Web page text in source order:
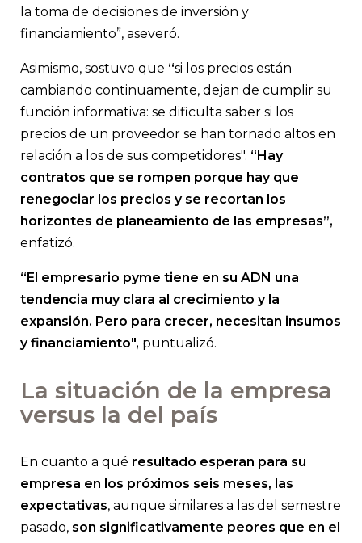
la toma de decisiones de inversión y
financiamiento”, aseveró.
Asimismo, sostuvo que “si los precios están
cambiando continuamente, dejan de cumplir su
función informativa: se dificulta saber si los
precios de un proveedor se han tornado altos en
relación a los de sus competidores". “Hay
contratos que se rompen porque hay que
renegociar los precios y se recortan los
horizontes de planeamiento de las empresas”,
enfatizó.
“El empresario pyme tiene en su ADN una
tendencia muy clara al crecimiento y la
expansión. Pero para crecer, necesitan insumos
y financiamiento", puntualizó.
La situación de la empresa
versus la del país
En cuanto a qué resultado esperan para su
empresa en los próximos seis meses, las
expectativas, aunque similares a las del semestre
pasado, son significativamente peores que en el